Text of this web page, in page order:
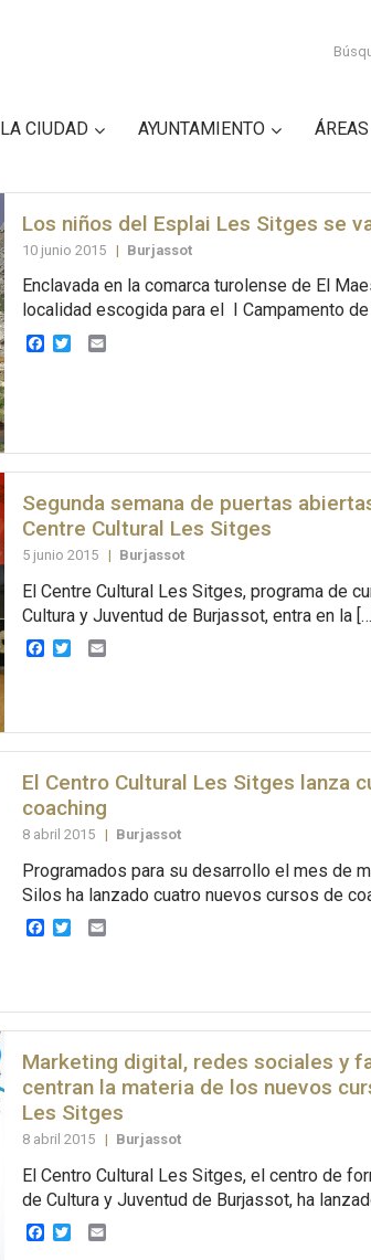
LA CIUDAD AYUNTAMIENTO ÁREAS
Los niños del Esplai Les Sitges se
10 junio 2015 | Burjassot
Enclavada en la comarca turolense de El
localidad escogida para el I Campamento
Facebook
TwitterEmail
Segunda semana de puertas
Centre Cultural Les Sitges
5 junio 2015 | Burjassot
El Centre Cultural Les Sitges, programa de
Cultura y Juventud de Burjassot, entra en la
Facebook
TwitterEmail
El Centro Cultural Les Sitges lanza
coaching
8 abril 2015 | Burjassot
Programados para su desarrollo el mes de
Silos ha lanzado cuatro nuevos cursos de
Facebook
TwitterEmail
Marketing digital, redes sociales y
centran la materia de los nuevos
Les Sitges
8 abril 2015 | Burjassot
El Centro Cultural Les Sitges, el centro de
de Cultura y Juventud de Burjassot, ha
Facebook
TwitterEmail